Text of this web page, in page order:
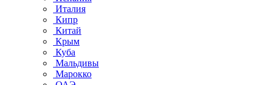
Италия
Кипр
Китай
Крым
Куба
Мальдивы
Марокко